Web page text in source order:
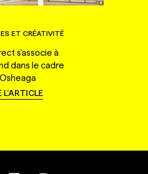
ET CRÉATIVITÉ
s'associe à
dans le cadre
L'ARTICLE